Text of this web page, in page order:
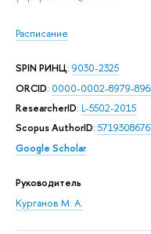
Расписание
SPIN РИНЦ: 9030-2325
ORCID: 0000-0002-8979-
ResearcherID: L-5502-2015
Scopus AuthorID:
Google Scholar
Руководитель
Курганов М. А.